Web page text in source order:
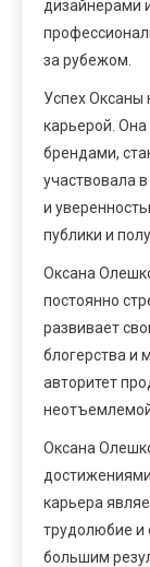
дизайнерами
за рубежом.
Успех Оксаны
карьерой.
брендами,
участвовала
и
публики и
Оксана
постоянно
развивает
блогерства и
авторитет
Оксана
карьера
трудолюбие и
большим